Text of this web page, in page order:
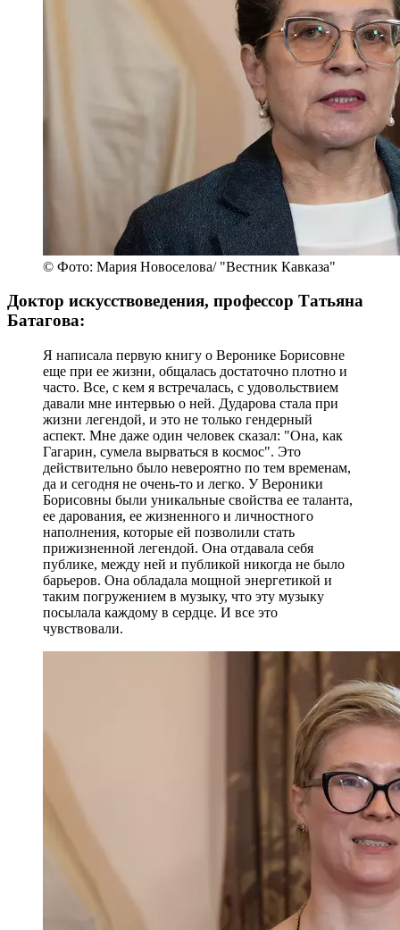
© Фото: Мария Новоселова/ "Вестник Кавказа"
Доктор искусствоведения, профессор Татьяна
Батагова:
Я написала первую книгу о Веронике Борисовне
еще при ее жизни, общалась достаточно плотно и
часто. Все, с кем я встречалась, с удовольствием
давали мне интервью о ней. Дударова стала при
жизни легендой, и это не только гендерный
аспект. Мне даже один человек сказал: "Она, как
Гагарин, сумела вырваться в космос". Это
действительно было невероятно по тем временам,
да и сегодня не очень-то и легко. У Вероники
Борисовны были уникальные свойства ее таланта,
ее дарования, ее жизненного и личностного
наполнения, которые ей позволили стать
прижизненной легендой. Она отдавала себя
публике, между ней и публикой никогда не было
барьеров. Она обладала мощной энергетикой и
таким погружением в музыку, что эту музыку
посылала каждому в сердце. И все это
чувствовали.